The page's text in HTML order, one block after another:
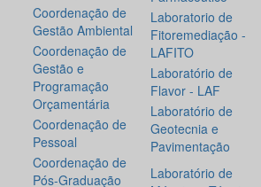
Coordenação de
Gestão Ambiental
Coordenação de
Gestão e
Programação
Orçamentária
Coordenação de
Pessoal
Coordenação de
Pós-Graduação
Laboratorio de
Fitoremediação -
LAFITO
Laboratório de
Flavor - LAF
Laboratório de
Geotecnia e
Pavimentação
Laboratório de